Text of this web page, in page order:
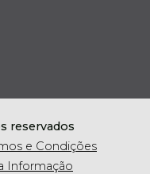
reservados
e Condições
Informação